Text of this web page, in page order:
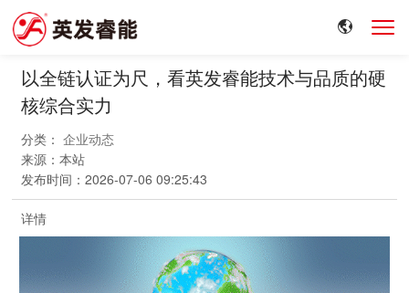
以全链认证为尺，看英发睿能技术与品质的硬
核综合实力
分类： 企业动态
来源：本站
发布时间：2026-07-06 09:25:43
详情